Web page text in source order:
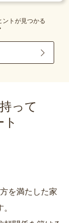
ントが見つかる
って
を満たした家